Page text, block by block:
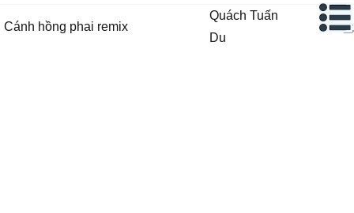
Cánh hồng phai remix
Quách Tuấn
Du